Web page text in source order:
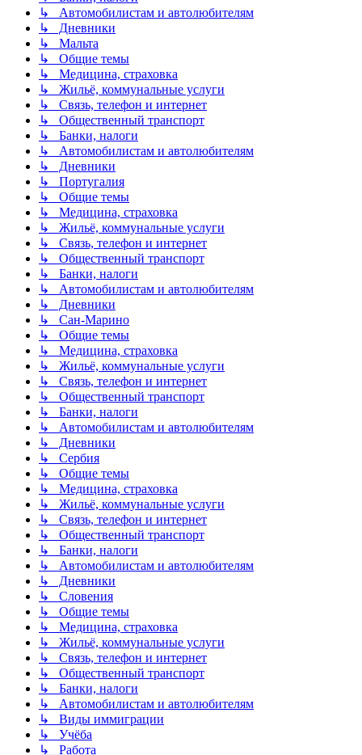
↳ Автомобилистам и автолюбителям
↳ Дневники
↳ Мальта
↳ Общие темы
↳ Медицина, страховка
↳ Жильё, коммунальные услуги
↳ Связь, телефон и интернет
↳ Общественный транспорт
↳ Банки, налоги
↳ Автомобилистам и автолюбителям
↳ Дневники
↳ Португалия
↳ Общие темы
↳ Медицина, страховка
↳ Жильё, коммунальные услуги
↳ Связь, телефон и интернет
↳ Общественный транспорт
↳ Банки, налоги
↳ Автомобилистам и автолюбителям
↳ Дневники
↳ Сан-Марино
↳ Общие темы
↳ Медицина, страховка
↳ Жильё, коммунальные услуги
↳ Связь, телефон и интернет
↳ Общественный транспорт
↳ Банки, налоги
↳ Автомобилистам и автолюбителям
↳ Дневники
↳ Сербия
↳ Общие темы
↳ Медицина, страховка
↳ Жильё, коммунальные услуги
↳ Связь, телефон и интернет
↳ Общественный транспорт
↳ Банки, налоги
↳ Автомобилистам и автолюбителям
↳ Дневники
↳ Словения
↳ Общие темы
↳ Медицина, страховка
↳ Жильё, коммунальные услуги
↳ Связь, телефон и интернет
↳ Общественный транспорт
↳ Банки, налоги
↳ Автомобилистам и автолюбителям
↳ Виды иммиграции
↳ Учёба
↳ Работа